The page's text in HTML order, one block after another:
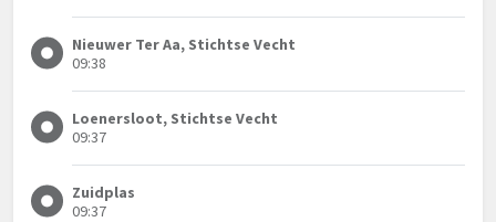
Nieuwer Ter Aa, Stichtse Vecht
09:38
Loenersloot, Stichtse Vecht
09:37
Zuidplas
09:37